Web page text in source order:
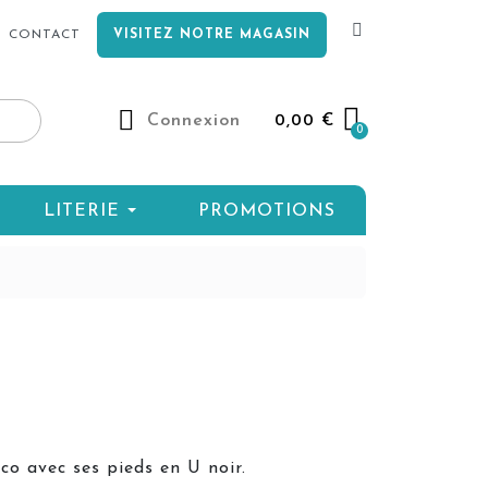
CONTACT VISITEZ NOTRE MAGASIN
Connexion 0,00 €
LITERIE PROMOTIONS
avec ses pieds en U noir.